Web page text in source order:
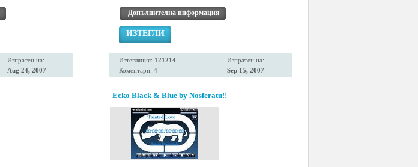
Изпратен на:
Aug 24, 2007
Допълнителна информация
ИЗТЕГЛИ
Изтегляния: 121214
Коментари: 4
Изпратен на:
Sep 15, 2007
Ecko Black & Blue by Nosferatu!!